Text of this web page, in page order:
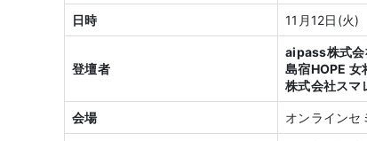
日時 11月12日(火
登壇者
aipass株式会
島宿HOPE 女
株式会社スマ
会場 オンラインセ